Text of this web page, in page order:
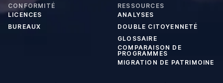
CONFORMITÉ
LICENCES
BUREAUX
RESSOURCES
ANALYSES
DOUBLE CITOYENNETÉ
GLOSSAIRE
COMPARAISON DE
PROGRAMMES
MIGRATION DE PATRIMOINE